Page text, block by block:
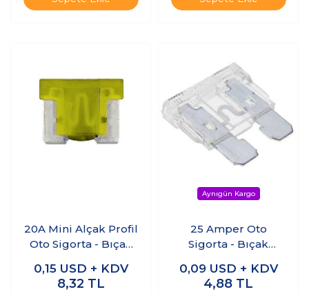
20A Mini Alçak Profil
Oto Sigorta - Bıçak
0,15 USD + KDV
8,32 TL
25 Amper Oto
Sigorta - Bıçak
0,09 USD + KDV
4,88 TL